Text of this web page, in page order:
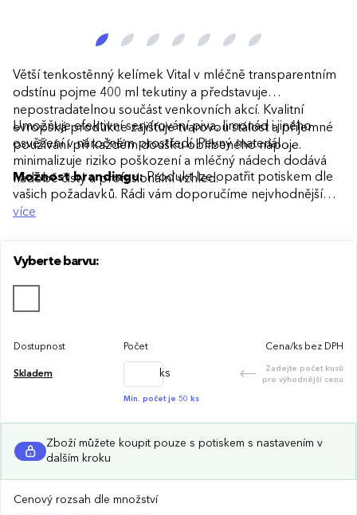
Větší tenkostěnný kelímek Vital v mléčně transparentním
odstínu pojme 400 ml tekutiny a představuje
nepostradatelnou součást venkovních akcí. Kvalitní
evropská produkce zajišťuje tvarovou stálost a příjemné
používání při každém doušku oblíbeného nápoje.
Umožňuje efektivní servírování piva, limonád i jiného
osvěžení v náročném prostředí. Pevný materiál
minimalizuje riziko poškození a mléčný nádech dodává
nádobě čistý a profesionální vzhled.
Možnost brandingu:Produkt lze opatřit potiskem dle
vašich požadavků. Rádi vám doporučíme nejvhodnější
technologii potisku s ohledem na design i váš rozpočet.
více
Vyberte barvu:
Dostupnost Počet Cena/ks bez DPH
Skladem ks
Zadejte počet kusů
pro výhodnější cenu
Min. počet je 50 ks
Zboží můžete koupit pouze s potiskem s nastavením v
dalším kroku
Cenový rozsah dle množství